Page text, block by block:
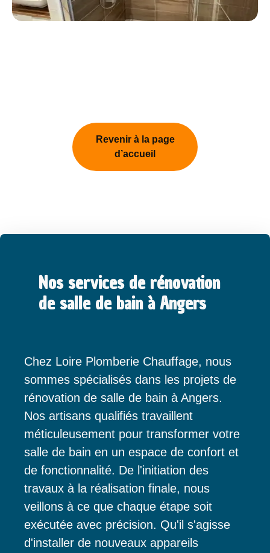
Revenir à la page
d’accueil
Nos services de rénovation
de salle de bain à Angers
Chez Loire Plomberie Chauffage, nous
sommes spécialisés dans les projets de
rénovation de salle de bain à Angers.
Nos artisans qualifiés travaillent
méticuleusement pour transformer votre
salle de bain en un espace de confort et
de fonctionnalité. De l'initiation des
travaux à la réalisation finale, nous
veillons à ce que chaque étape soit
exécutée avec précision. Qu'il s'agisse
d'installer de nouveaux appareils